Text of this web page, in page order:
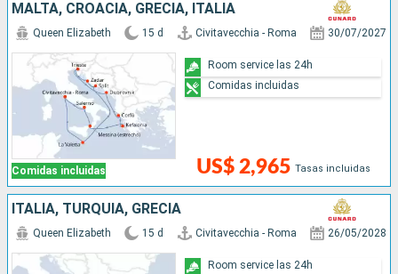
MALTA, CROACIA, GRECIA, ITALIA
Comidas incluidas
Queen Elizabeth 15 d Civitavecchia - Roma 30/07/2027
US$ 2,965 Tasas incluidas
Room service las 24h
Comidas incluidas
ITALIA, TURQUÍA, GRECIA
Queen Elizabeth 15 d Civitavecchia - Roma 26/05/2028
Room service las 24h